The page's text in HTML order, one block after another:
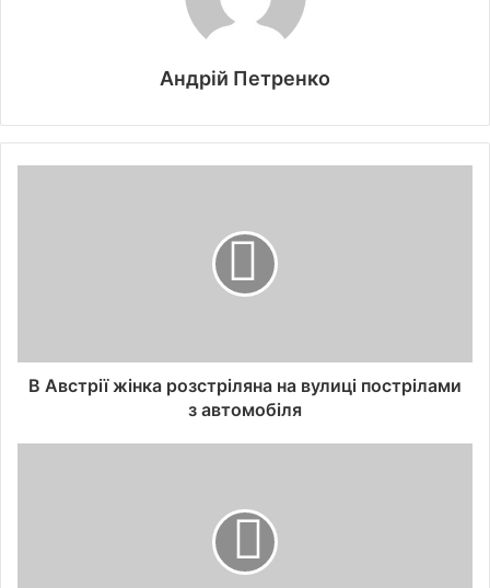
Андрій Петренко
В Австрії жінка розстріляна на вулиці пострілами
з автомобіля